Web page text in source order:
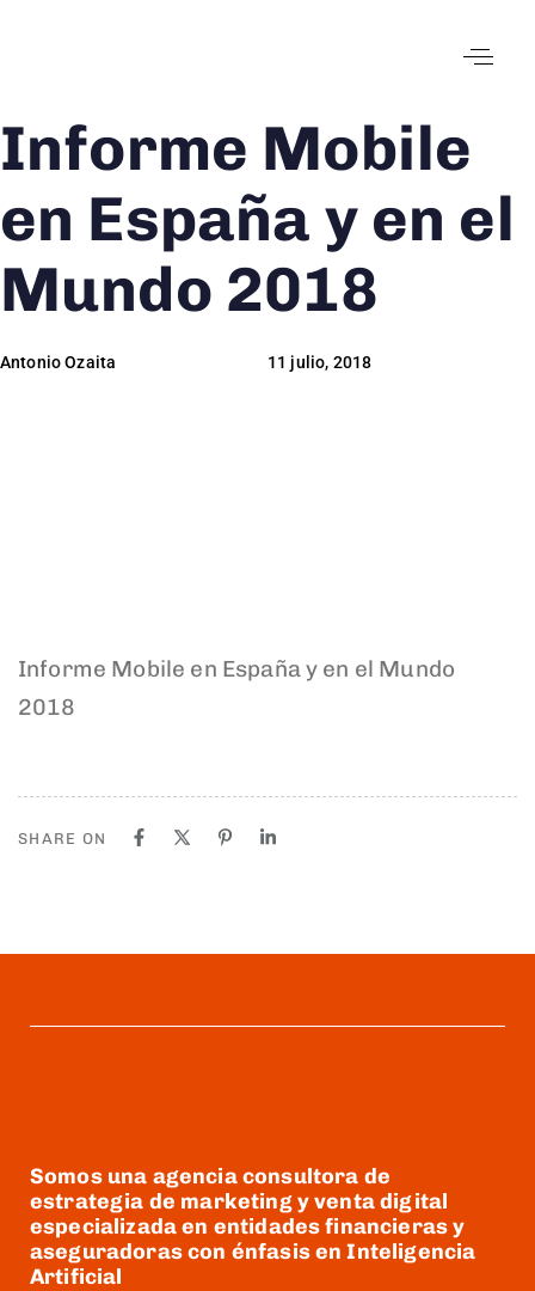
Informe Mobile
en España y en el
Mundo 2018
Author
Antonio Ozaita
Published
on:
11 julio, 2018
Published
in:
Informe Mobile en España y en el Mundo
2018
SHARE ON
Somos una agencia consultora de
estrategia de marketing y venta digital
especializada en entidades financieras y
aseguradoras con énfasis en Inteligencia
Artificial